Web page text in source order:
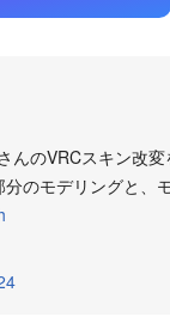
のVRCスキン改変
のモデリングと、